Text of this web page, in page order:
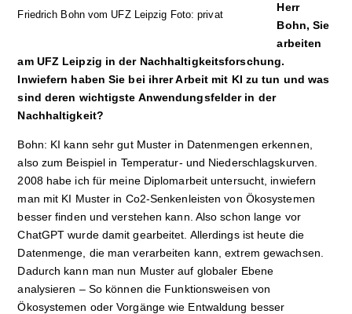
Friedrich Bohn vom UFZ Leipzig Foto: privat
Herr
Bohn, Sie
arbeiten
am UFZ Leipzig in der Nachhaltigkeitsforschung.
Inwiefern haben Sie bei ihrer Arbeit mit KI zu tun und was
sind deren wichtigste Anwendungsfelder in der
Nachhaltigkeit?
Bohn: KI kann sehr gut Muster in Datenmengen erkennen,
also zum Beispiel in Temperatur- und Niederschlagskurven.
2008 habe ich für meine Diplomarbeit untersucht, inwiefern
man mit KI Muster in Co2-Senkenleisten von Ökosystemen
besser finden und verstehen kann. Also schon lange vor
ChatGPT wurde damit gearbeitet. Allerdings ist heute die
Datenmenge, die man verarbeiten kann, extrem gewachsen.
Dadurch kann man nun Muster auf globaler Ebene
analysieren – So können die Funktionsweisen von
Ökosystemen oder Vorgänge wie Entwaldung besser